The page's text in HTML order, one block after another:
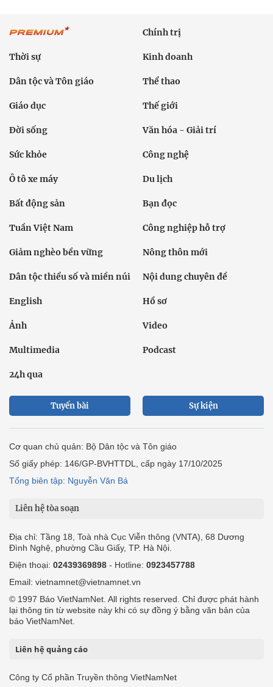
Chính trị
Thời sự Kinh doanh
Dân tộc và Tôn giáo Thể thao
Giáo dục Thế giới
Đời sống Văn hóa - Giải trí
Sức khỏe Công nghệ
Ô tô xe máy Du lịch
Bất động sản Bạn đọc
Tuần Việt Nam Công nghiệp hỗ trợ
Giảm nghèo bền vững Nông thôn mới
Dân tộc thiểu số và miền núi Nội dung chuyên đề
English Hồ sơ
Ảnh Video
Multimedia Podcast
24h qua
Tuyến bài Sự kiện
Cơ quan chủ quản: Bộ Dân tộc và Tôn giáo
Số giấy phép: 146/GP-BVHTTDL, cấp ngày 17/10/2025
Tổng biên tập: Nguyễn Văn Bá
Liên hệ tòa soạn
Địa chỉ: Tầng 18, Toà nhà Cục Viễn thông (VNTA), 68 Dương
Đình Nghệ, phường Cầu Giấy, TP. Hà Nội.
Điện thoại: 02439369898 - Hotline: 0923457788
Email: vietnamnet@vietnamnet.vn
© 1997 Báo VietNamNet. All rights reserved. Chỉ được phát hành
lại thông tin từ website này khi có sự đồng ý bằng văn bản của
báo VietNamNet.
Liên hệ quảng cáo
Công ty Cổ phần Truyền thông VietNamNet